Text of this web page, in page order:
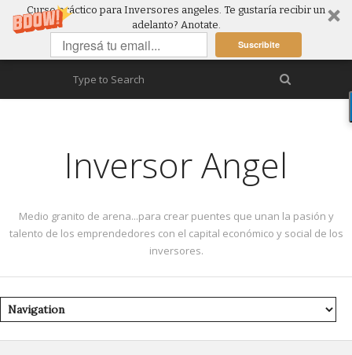
Curso práctico para Inversores angeles. Te gustaría recibir un
adelanto? Anotate.
Suscribite
Inversor Angel
Medio granito de arena...para crear puentes que unan la pasión y
talento de los emprendedores con el capital económico y social de los
inversores.